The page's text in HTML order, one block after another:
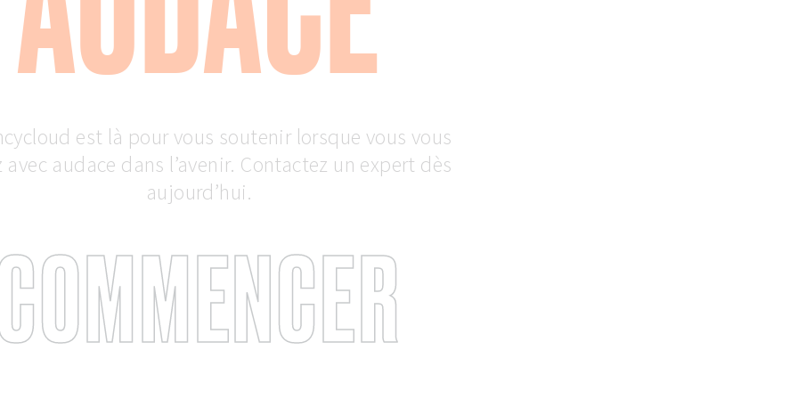
est là pour vous soutenir lorsque vous vous
avec audace dans l’avenir. Contactez un expert dès
aujourd’hui.